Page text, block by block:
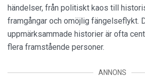
händelser, från politiskt kaos till
framgångar och omöjlig fängelseflykt.
uppmärksammade historier är ofta
flera framstående personer.
ANNONS